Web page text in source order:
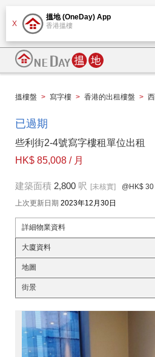
X
搵地 (OneDay) App
香港搵樓
搵樓盤 > 寫字樓 > 香港的出租樓盤 >
已過期
些利街2-4號寫字樓租單位出租
HK$ 85,008 / 月
建築面積 2,800 呎 [未核實] @HK$ 30
上次更新日期 2023年12月30日
詳細物業資料
大廈資料
地圖
街景